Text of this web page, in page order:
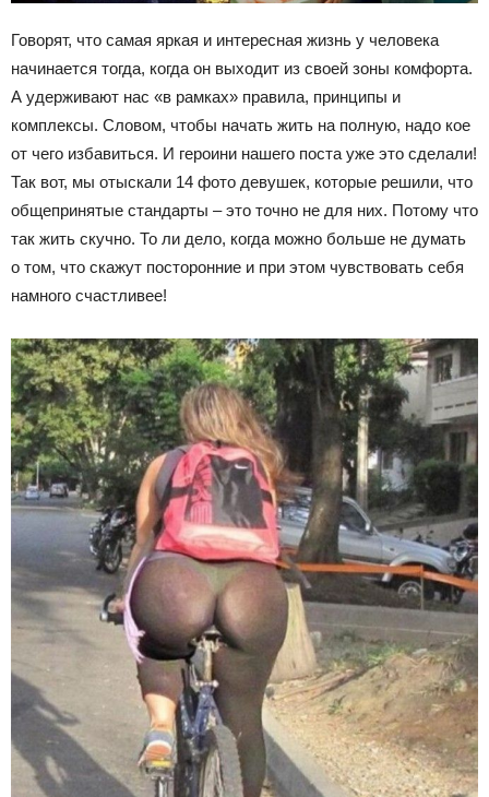
Говорят, что самая яркая и интересная жизнь у человека
начинается тогда, когда он выходит из своей зоны комфорта.
А удерживают нас «в рамках» правила, принципы и
комплексы. Словом, чтобы начать жить на полную, надо кое
от чего избавиться. И героини нашего поста уже это сделали!
Так вот, мы отыскали 14 фото девушек, которые решили, что
общепринятые стандарты – это точно не для них. Потому что
так жить скучно. То ли дело, когда можно больше не думать
о том, что скажут посторонние и при этом чувствовать себя
намного счастливее!